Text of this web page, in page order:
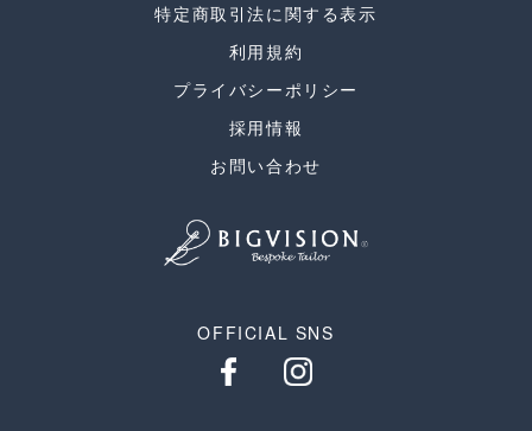
特定商取引法に関する表示
利用規約
プライバシーポリシー
採用情報
お問い合わせ
OFFICIAL SNS